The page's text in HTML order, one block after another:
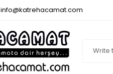
info@katrehacamat.com